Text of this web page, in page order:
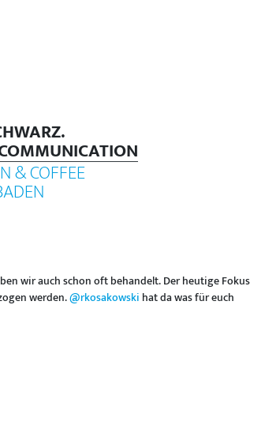
& COFFEE
wir auch schon oft behandelt. Der heutige Fokus
werden.@rkosakowski hat da was für euch